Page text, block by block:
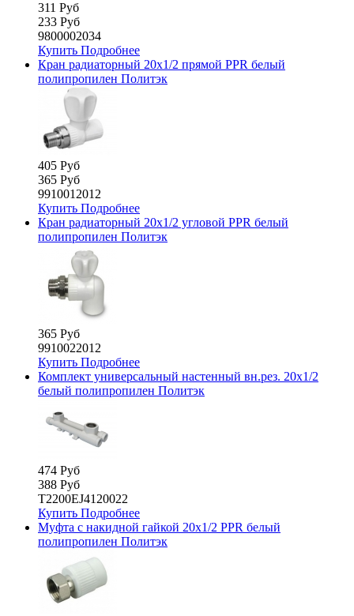
311 Руб
233 Руб
9800002034
Купить Подробнее
Кран радиаторный 20х1/2 прямой PPR белый
полипропилен Политэк
405 Руб
365 Руб
9910012012
Купить Подробнее
Кран радиаторный 20х1/2 угловой PPR белый
полипропилен Политэк
365 Руб
9910022012
Купить Подробнее
Комплект универсальный настенный вн.рез. 20х1/2
белый полипропилен Политэк
474 Руб
388 Руб
T2200EJ4120022
Купить Подробнее
Муфта с накидной гайкой 20х1/2 PPR белый
полипропилен Политэк